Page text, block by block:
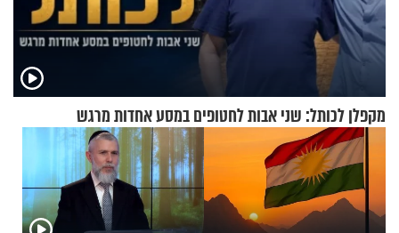
מקפלן לכותל: שני אבות לחטופים במסע אחדות מרגש